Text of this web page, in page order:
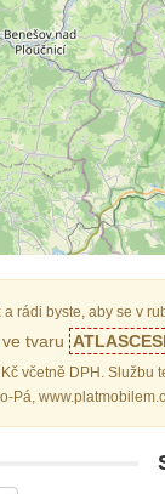
rádi byste, aby se v
tvaru
včetně DPH. Službu
Pá,